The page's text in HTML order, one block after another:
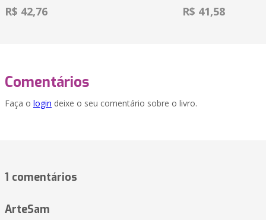
R$ 42,76 R$ 41,58
Comentários
Faça o login deixe o seu comentário sobre o livro.
1 comentários
ArteSam